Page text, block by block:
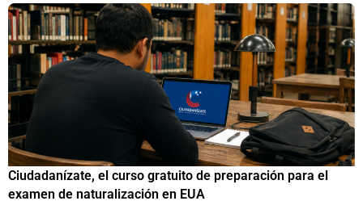
Si eres residente ingresa a Ciudadanízate, el curso gratuito
de preparación para el examen de naturalización en EUA